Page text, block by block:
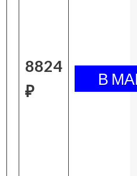
8824
₽